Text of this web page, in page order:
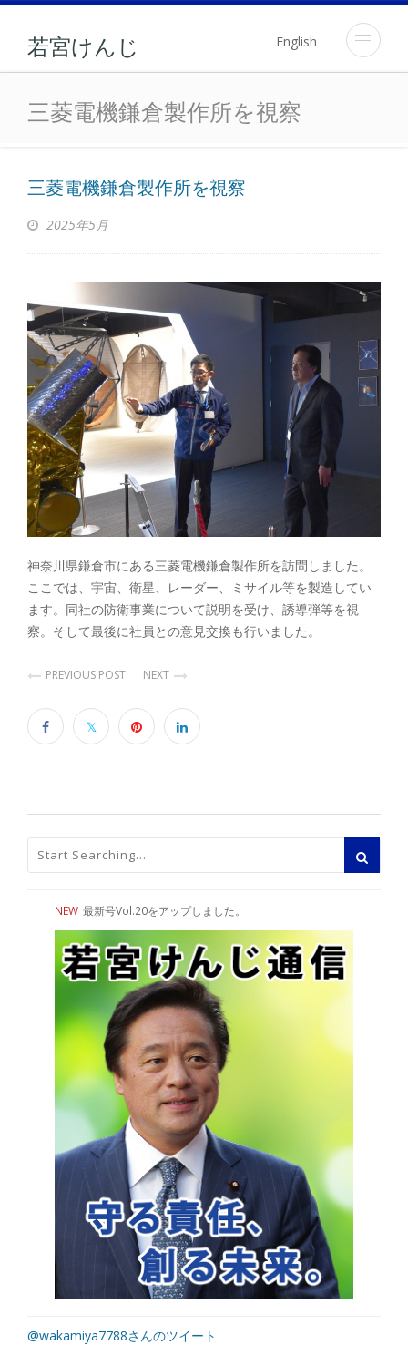
若宮けんじ English
三菱電機鎌倉製作所を視察
三菱電機鎌倉製作所を視察
三菱電機鎌倉製作所を視察
2025年5月
神奈川県鎌倉市にある三菱電機鎌倉製作所を訪問しました。
ここでは、宇宙、衛星、レーダー、ミサイル等を製造してい
ます。同社の防衛事業について説明を受け、誘導弾等を視
察。そして最後に社員との意見交換も行いました。
PREVIOUS POST NEXT
NEW 最新号Vol.20をアップしました。
@wakamiya7788さんのツイート